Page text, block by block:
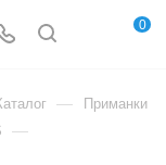
0
— Приманки
—